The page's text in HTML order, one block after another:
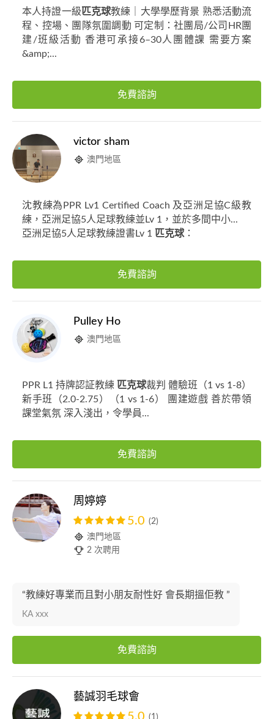
本人持證一級匹克球教練｜大學學歷背景 熟悉活動流
程、控場、團隊氛圍調動 可定制：社團局/公司HR團
建/班級活動 香港可承接6–30人團體課 需要方案
&amp;...
免費諮詢
victor sham
澳門地區
沈教練為PPR Lv1 Certified Coach 及亞洲足協C級教
練，亞洲足協5人足球教練並Lv 1，並於多間中小...
亞洲足協5人足球教練證書Lv 1 匹克球 ：
免費諮詢
Pulley Ho
澳門地區
PPR L1 持牌認証教練 匹克球裁判 體驗班（1 vs 1-8）
新手班（2.0-2.75）（1 vs 1-6） 團建遊戲 善於帶領
課堂氣氛 深入淺出，令學員...
免費諮詢
周婷婷
5.0 (2)
澳門地區
2 次聘用
“教練好專業而且對小朋友耐性好 會長期搵佢教 ”
KA xxx
免費諮詢
藝誠羽毛球會
5.0 (1)